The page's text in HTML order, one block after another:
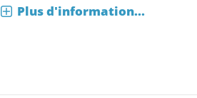
Plus d'information...